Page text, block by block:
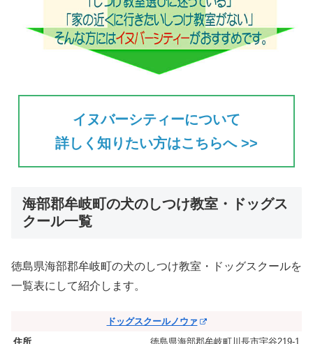
イヌバーシティーについて
詳しく知りたい方はこちらへ >>
海部郡牟岐町の犬のしつけ教室・ドッグス
クール一覧
徳島県海部郡牟岐町の犬のしつけ教室・ドッグスクールを
一覧表にして紹介します。
ドッグスクールノウァ
徳島県海部郡牟岐町川長市宇谷219-1